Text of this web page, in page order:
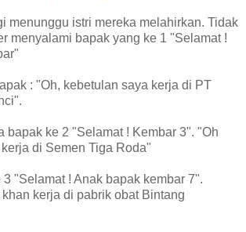
menunggu istri mereka melahirkan. Tidak
menyalami bapak yang ke 1 "Selamat !
: "Oh, kebetulan saya kerja di PT
bapak ke 2 "Selamat ! Kembar 3". "Oh
di Semen Tiga Roda"
"Selamat ! Anak bapak kembar 7".
kerja di pabrik obat Bintang